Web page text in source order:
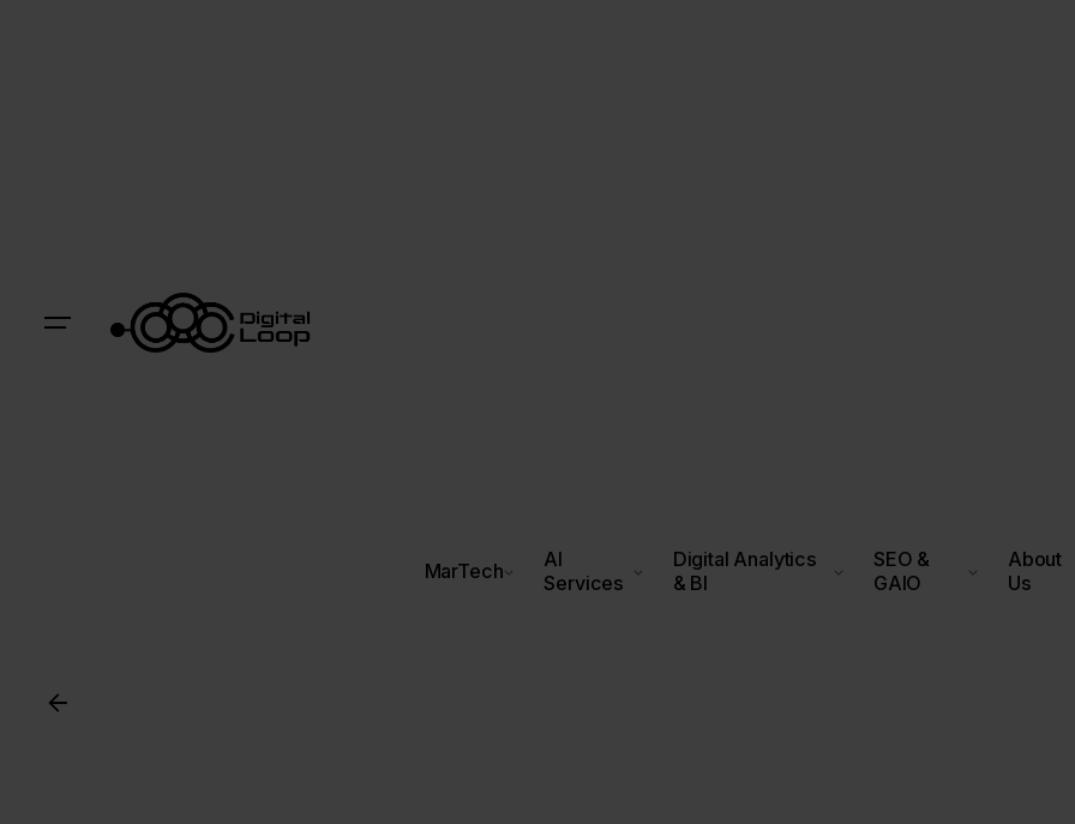
MarTech
AI
Services
Digital Analytics
& BI
SEO &
GAIO
About
Us